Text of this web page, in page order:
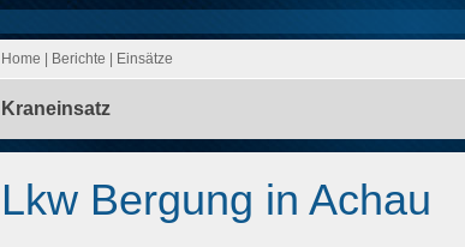
Home Berichte Einsätze
Kraneinsatz
Lkw Bergung in Achau